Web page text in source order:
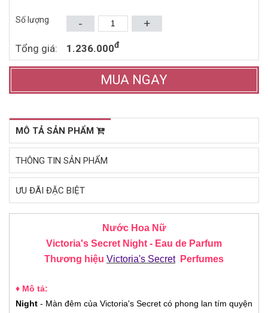
Số lượng +
-
Tổng giá: 1.236.000đ
MUA NGAY
Mua ngay
MÔ TẢ SẢN PHẨM
THÔNG TIN SẢN PHẨM
ƯU ĐÃI ĐẶC BIỆT
Nước Hoa Nữ
Victoria's Secret Night - Eau de Parfum
Thương hiệu Victoria's Secret Perfumes
♦ Mô tả:
Night - Màn đêm của Victoria's Secret có phong lan tím quyện